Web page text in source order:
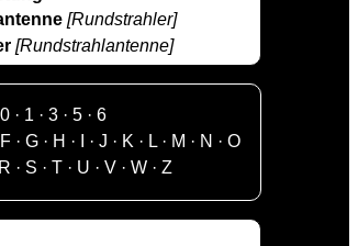
[Rundstrahler]
[Rundstrahlantenne]
0 · 1 ·3 ·5 ·6
F· G· H · · J · K· L· M · N · O
R · S ·T · U ·V ·W ·Z